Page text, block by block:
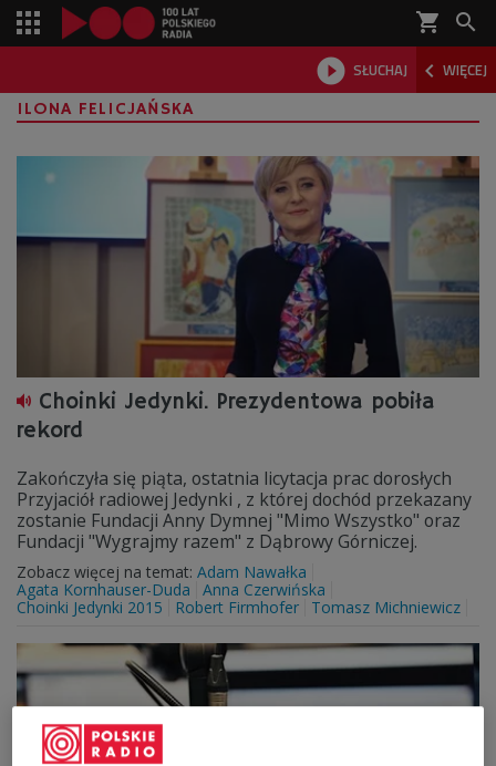
shopping_cart 
 SŁUCHAJ  WIĘCEJ

ILONA FELICJAŃSKA
Choinki Jedynki. Prezydentowa pobiła
rekord
Zakończyła się piąta, ostatnia licytacja prac dorosłych
Przyjaciół radiowej Jedynki , z której dochód przekazany
zostanie Fundacji Anny Dymnej "Mimo Wszystko" oraz
Fundacji "Wygrajmy razem" z Dąbrowy Górniczej.
Zobacz więcej na temat: Adam Nawałka
Agata Kornhauser-Duda
Anna Czerwińska
Choinki Jedynki 2015
Robert Firmhofer Tomasz Michniewicz